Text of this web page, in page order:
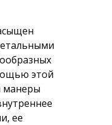
этой
манеры
ее